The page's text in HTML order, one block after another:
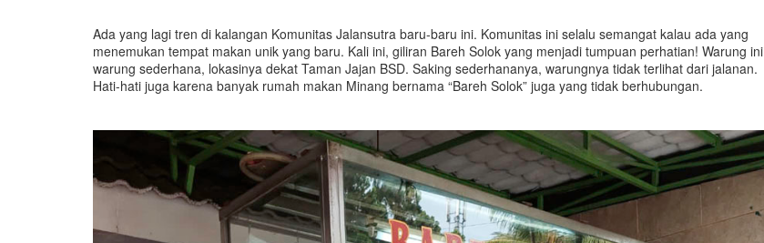
Ada yang lagi tren di kalangan Komunitas Jalansutra baru-baru ini. Komunitas ini selalu semangat kalau ada yang
menemukan tempat makan unik yang baru. Kali ini, giliran Bareh Solok yang menjadi tumpuan perhatian! Warung ini
warung sederhana, lokasinya dekat Taman Jajan BSD. Saking sederhananya, warungnya tidak terlihat dari jalanan.
Hati-hati juga karena banyak rumah makan Minang bernama “Bareh Solok” juga yang tidak berhubungan.